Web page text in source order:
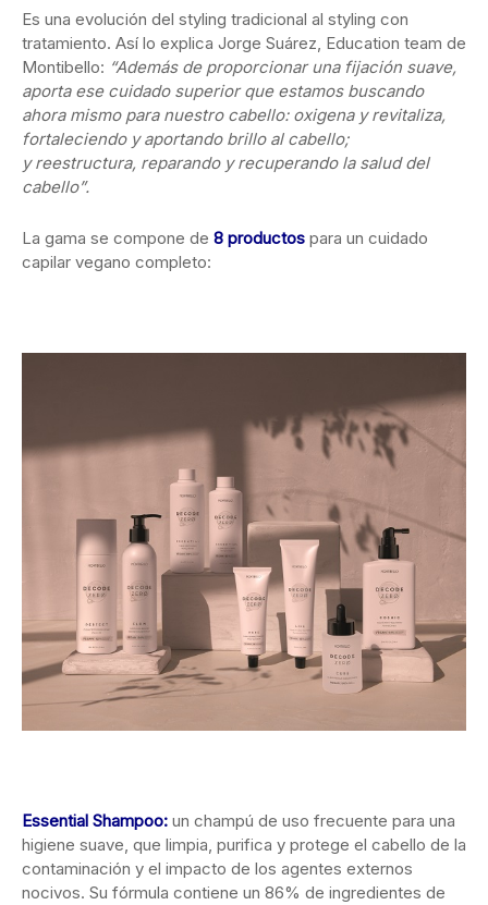
Es una evolución del styling tradicional al styling con
tratamiento. Así lo explica Jorge Suárez, Education team de
Montibello: “Además de proporcionar una fijación suave,
aporta ese cuidado superior que estamos buscando
ahora mismo para nuestro cabello: oxigena y revitaliza,
fortaleciendo y aportando brillo al cabello;
y reestructura, reparando y recuperando la salud del
cabello”.
La gama se compone de 8 productos para un cuidado
capilar vegano completo:
Essential Shampoo: un champú de uso frecuente para una
higiene suave, que limpia, purifica y protege el cabello de la
contaminación y el impacto de los agentes externos
nocivos. Su fórmula contiene un 86% de ingredientes de